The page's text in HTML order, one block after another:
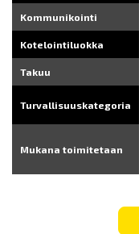
Kommunikointi
Kotelointiluokka
Takuu
Turvallisuuskategoria
Mukana toimitetaan